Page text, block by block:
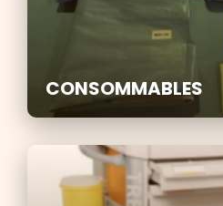
CONSOMMABLES